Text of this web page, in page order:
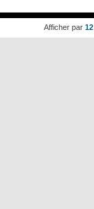
Afficher par 12